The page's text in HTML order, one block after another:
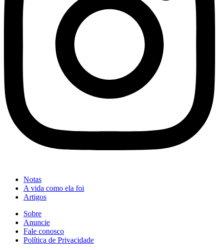
Notas
A vida como ela foi
Artigos
Sobre
Anuncie
Fale conosco
Política de Privacidade